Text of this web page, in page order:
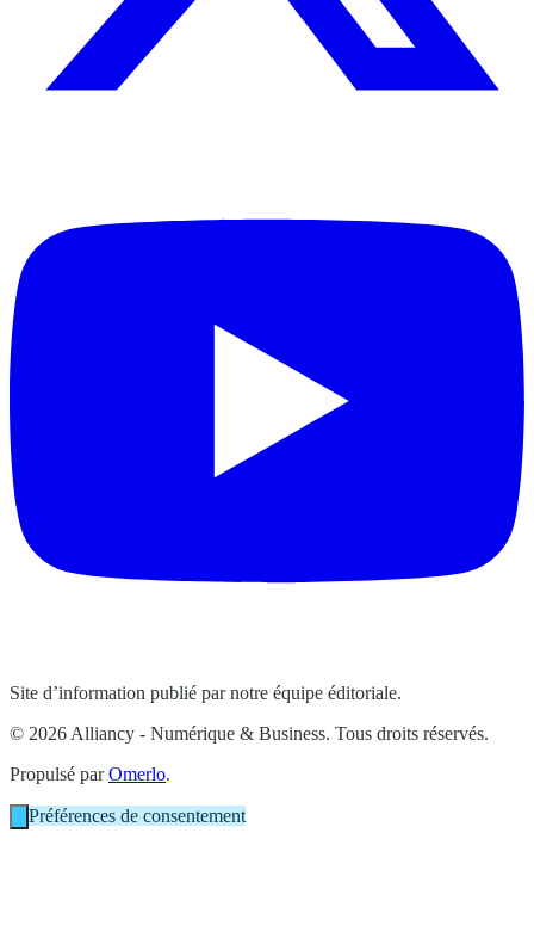
Site d’information publié par notre équipe éditoriale.
© 2026 Alliancy - Numérique & Business. Tous droits réservés.
Propulsé parOmerlo.
Préférences de consentement